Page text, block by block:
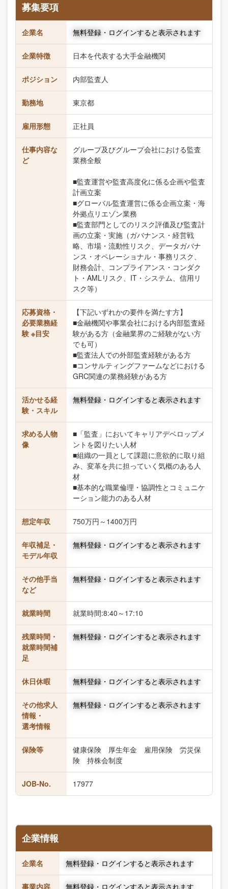
募集要項
企業名 無料登録・ログインすると表示されます
企業特徴 日本を代表する大手金融機関
ポジション 内部監査人
勤務地 東京都
雇用形態 正社員
仕事内容な
ど
グループ及びグループ会社における監査
業務全般
■監査運営や監査高度化に係る企画や監査
計画立案
■グローバル監査運営に係る企画立案・海
外拠点リエゾン業務
■監査部門としてのリスク評価及び監査計
画の立案・実施（ガバナンス・経営戦
略、市場・流動性リスク、データガバナ
ンス・オペレーショナル・事務リスク、
財務会計、コンプライアンス・コンダク
ト・AMLリスク、IT・システム、信用リ
スク等）
応募資格・
必要業務経
験 ※目安
【下記いずれかの要件を満たす方】
■金融機関や事業会社における内部監査経
験がある方（金融業界のご経験がない方
でも可）
■監査法人での外部監査経験がある方
■コンサルティングファームなどにおける
GRC関連の業務経験がある方
活かせる経
験・スキル
無料登録・ログインすると表示されます
求める人物
像
■「監査」においてキャリアデベロップメ
ントを図りたい人材
■組織の一員として課題に意欲的に取り組
み、変革を共に担っていく気概のある人
材
■基本的な職業倫理・協調性とコミュニケ
ーション能力のある人材
想定年収 750万円～1400万円
年収補足・
モデル年収
無料登録・ログインすると表示されます
その他手当
など
無料登録・ログインすると表示されます
就業時間 就業時間:8:40～17:10
残業時間・
就業時間補
足
無料登録・ログインすると表示されます
休日休暇 無料登録・ログインすると表示されます
その他求人
情報・
選考情報
無料登録・ログインすると表示されます
保険等
健康保険 厚生年金 雇用保険 労災保
険 持株会制度
JOB-No. 17977
企業情報
企業名 無料登録・ログインすると表示されます
事業内容 無料登録・ログインすると表示されます